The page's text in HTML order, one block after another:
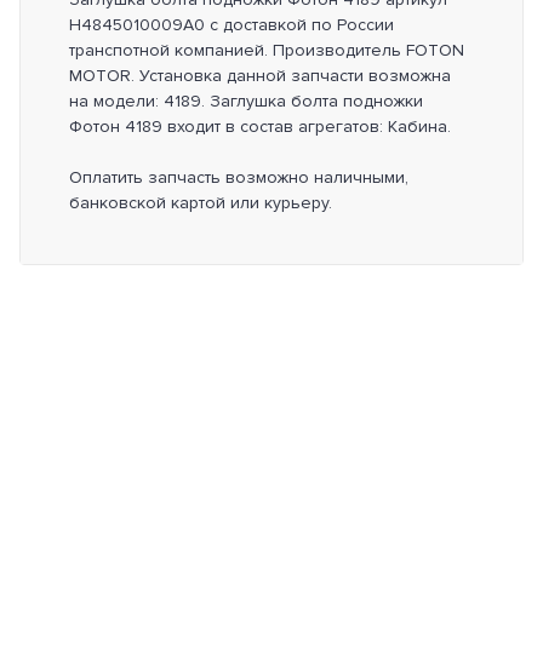
H4845010009A0 с доставкой по России
транспотной компанией. Производитель FOTON
MOTOR. Установка данной запчасти возможна
на модели: 4189. Заглушка болта подножки
Фотон 4189 входит в состав агрегатов: Кабина.
Оплатить запчасть возможно наличными,
банковской картой или курьеру.